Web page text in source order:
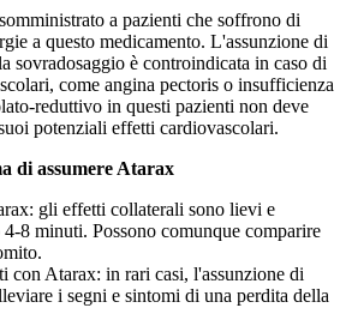
a pazienti che soffrono di
a questo medicamento. L'assunzione di
sovradosaggio è controindicata in caso di
come angina pectoris o insufficienza
reduttivo in questi pazienti non deve
potenziali effetti cardiovascolari.
di assumere Atarax
gli effetti collaterali sono lievi e
8 minuti. Possono comunque comparire
con Atarax: in rari casi, l'assunzione di
i segni e sintomi di una perdita della